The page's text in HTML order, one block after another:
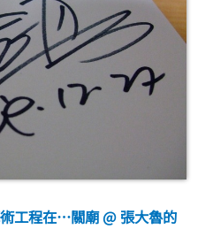
工程在…關廟 @ 張大魯的